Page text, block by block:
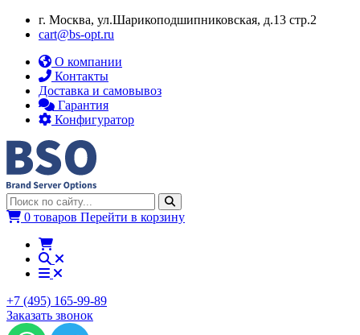
г. Москва, ул.​​Шарикоподшипниковская, д.13 стр.2
cart@bs-opt.ru
О компании
Контакты
Доставка и самовывоз
Гарантия
Конфигуратор
0 товаров Перейти в корзину
+7 (495) 165-99-89
Заказать звонок